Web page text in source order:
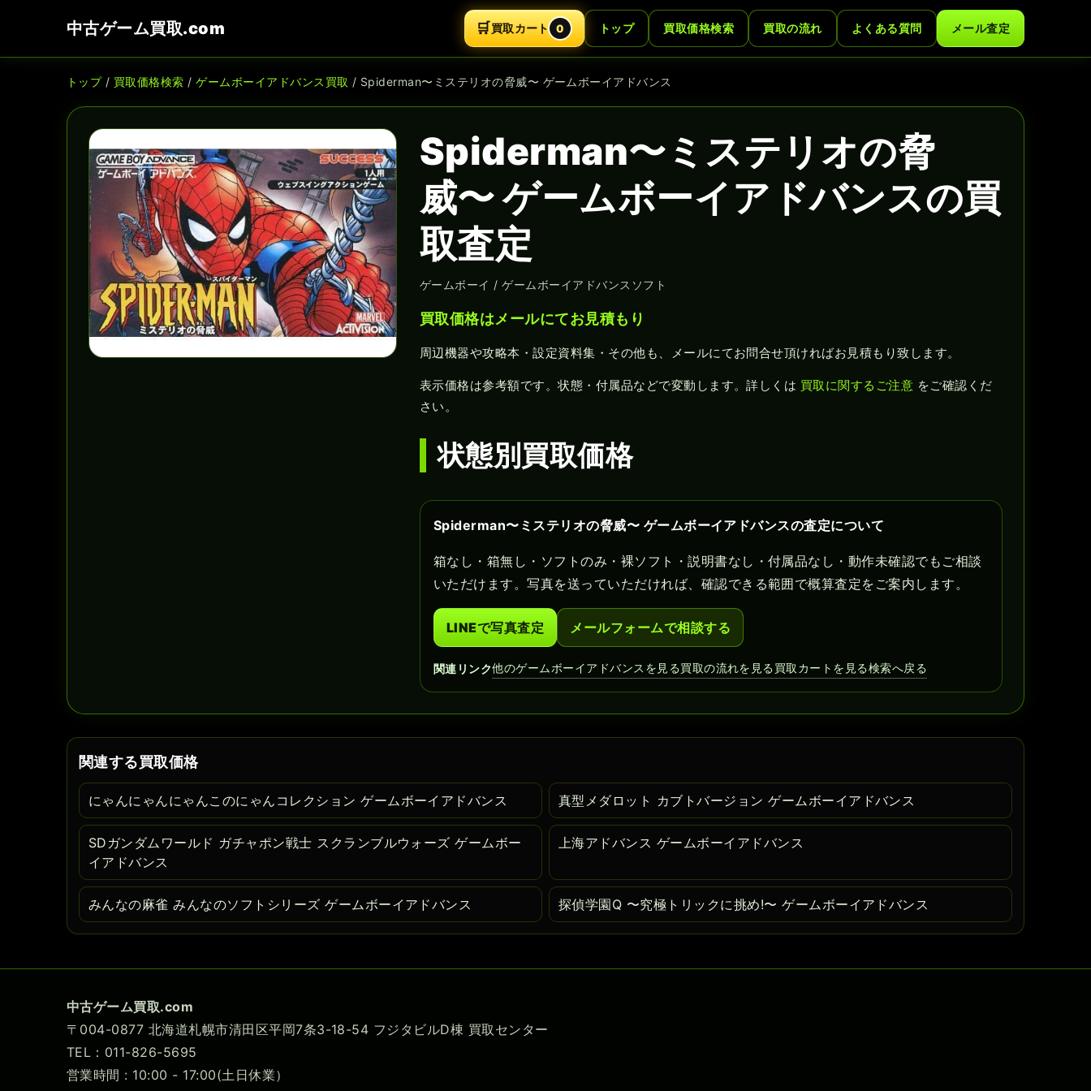
中古ゲーム買取.com 🛒買取カート 0 トップ 買取価格検索 買取の流れ よくある質問 メール査定
トップ/ 買取価格検索 /ゲームボーイアドバンス買取 / Spiderman〜ミステリオの脅威〜 ゲームボーイアドバンス
Spiderman〜ミステリオの脅
威〜 ゲームボーイアドバンスの買
取査定
ゲームボーイ / ゲームボーイアドバンスソフト
買取価格はメールにてお見積もり
周辺機器や攻略本・設定資料集・その他も、メールにてお問合せ頂ければお見積もり致します。
表示価格は参考額です。状態・付属品などで変動します。詳しくは 買取に関するご注意 をご確認くだ
さい。
状態別買取価格
Spiderman〜ミステリオの脅威〜 ゲームボーイアドバンスの査定について
箱なし・箱無し・ソフトのみ・裸ソフト・説明書なし・付属品なし・動作未確認でもご相談
いただけます。写真を送っていただければ、確認できる範囲で概算査定をご案内します。
LINEで写真査定 メールフォームで相談する
関連リンク他のゲームボーイアドバンスを見る買取の流れを見る買取カートを見る検索へ戻る
関連する買取価格
にゃんにゃんにゃんこのにゃんコレクション ゲームボーイアドバンス 真型メダロット カブトバージョン ゲームボーイアドバンス
SDガンダムワールド ガチャポン戦士 スクランブルウォーズ ゲームボー
イアドバンス
上海アドバンス ゲームボーイアドバンス
みんなの麻雀 みんなのソフトシリーズ ゲームボーイアドバンス 探偵学園Q 〜究極トリックに挑め!〜 ゲームボーイアドバンス
中古ゲーム買取.com
〒004-0877 北海道札幌市清田区平岡7条3-18-54 フジタビルD棟 買取センター
TEL：011-826-5695
営業時間 : 10:00 - 17:00(土日休業）